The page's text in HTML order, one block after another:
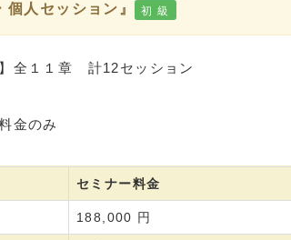
個人セッション』 初 級
】全１１章 計12セッション
金のみ
セミナー料金
188,000 円